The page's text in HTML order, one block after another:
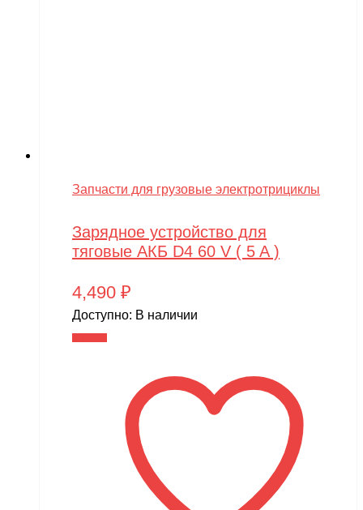
Запчасти для грузовые электротрициклы
Зарядное устройство для
тяговые АКБ D4 60 V ( 5 A )
4,490 ₽
Доступно: В наличии